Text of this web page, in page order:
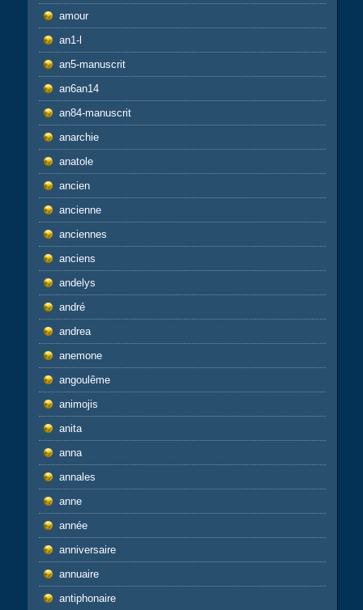
amour
an1-l
an5-manuscrit
an6an14
an84-manuscrit
anarchie
anatole
ancien
ancienne
anciennes
anciens
andelys
andré
andrea
anemone
angoulême
animojis
anita
anna
annales
anne
année
anniversaire
annuaire
antiphonaire